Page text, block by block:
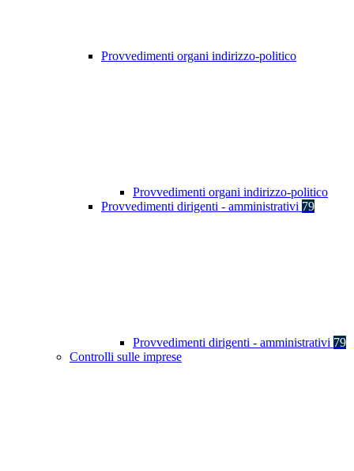
Provvedimenti organi indirizzo-politico
Provvedimenti organi indirizzo-politico
Provvedimenti dirigenti - amministrativi 79
Provvedimenti dirigenti - amministrativi 79
Controlli sulle imprese